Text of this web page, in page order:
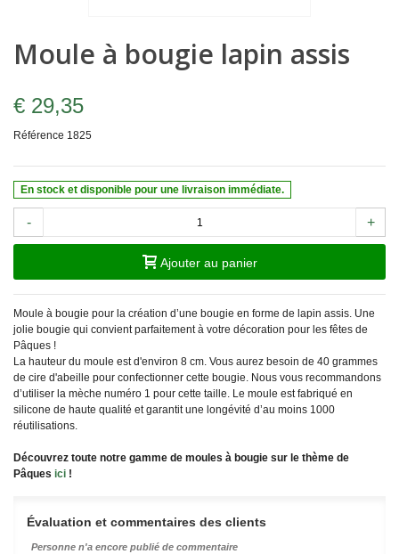
Moule à bougie lapin assis
€ 29,35
Référence 1825
En stock et disponible pour une livraison immédiate.
- +
Ajouter au panier
Moule à bougie pour la création d’une bougie en forme de lapin assis. Une
jolie bougie qui convient parfaitement à votre décoration pour les fêtes de
Pâques !
La hauteur du moule est d'environ 8 cm. Vous aurez besoin de 40 grammes
de cire d'abeille pour confectionner cette bougie. Nous vous recommandons
d’utiliser la mèche numéro 1 pour cette taille. Le moule est fabriqué en
silicone de haute qualité et garantit une longévité d’au moins 1000
réutilisations.
Découvrez toute notre gamme de moules à bougie sur le thème de
Pâques ici !
Évaluation et commentaires des clients
Personne n'a encore publié de commentaire